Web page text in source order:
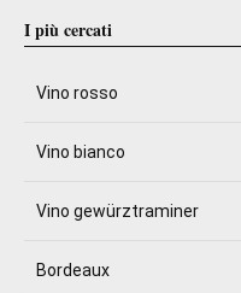
I più cercati
Vino rosso
Vino bianco
Vino gewürztraminer
Bordeaux